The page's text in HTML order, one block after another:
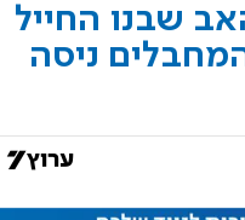
שבנו החייל
ניסה